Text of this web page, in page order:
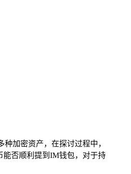
加密资产，在探讨过程中，
能否顺利提到IM钱包，对于持